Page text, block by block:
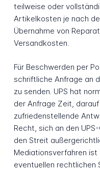
teilweise oder
Artikelkosten je nach
Übernahme von
Versandkosten.
Für Beschwerden per
schriftliche Anfrage an
zu senden. UPS hat
der Anfrage Zeit,
zufriedenstellende
Recht, sich an den
den Streit
Mediationsverfahren
eventuellen rechtlichen